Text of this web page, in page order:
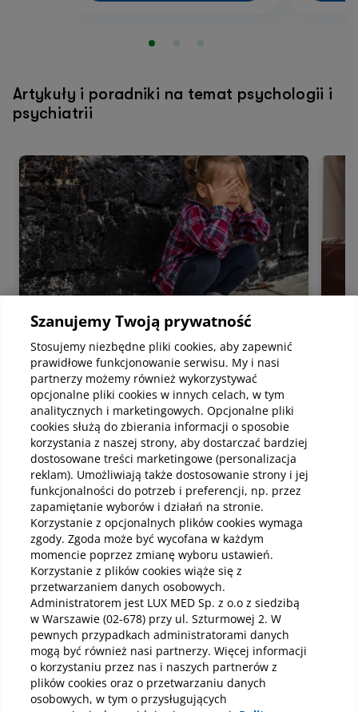
Artykuły i poradniki na temat psychologii i
psychiatrii
Psychologia
Rodzaje masturbacji dziecięcej – co
mieści się w normie rozwojowej
Masturbacja dziecięca to zachowania
polegające na stymulowaniu przez dziecko
własnego ciała, w tym okolic intymnych, w
celu uzyskania przyjemnych doznań. Temat
ten często budzi niepokój i wiele pytań u
rodziców oraz opiekunów, głównie dlatego, że
kojarzy się z seksualnością osób dorosłych.
Warto jednak podkreślić, że w przypadku
dzieci zachowania te nie mają charakteru
erotycznego, a większość z nich mieści się w
normie rozwojowej i ma charakter
przejściowy.
Czytaj
Zobacz wszystkie
O nas
Oferta
Dla Pacjenta
Dokumenty prawne
Szanujemy Twoją prywatność
Stosujemy niezbędne pliki cookies, aby zapewnić
prawidłowe funkcjonowanie serwisu. My i nasi
partnerzy możemy również wykorzystywać
opcjonalne pliki cookies w innych celach, w tym
analitycznych i marketingowych. Opcjonalne pliki
cookies służą do zbierania informacji o sposobie
korzystania z naszej strony, aby dostarczać bardziej
dostosowane treści marketingowe (personalizacja
reklam). Umożliwiają także dostosowanie strony i jej
funkcjonalności do potrzeb i preferencji, np. przez
zapamiętanie wyborów i działań na stronie.
Korzystanie z opcjonalnych plików cookies wymaga
zgody. Zgoda może być wycofana w każdym
momencie poprzez zmianę wyboru ustawień.
Korzystanie z plików cookies wiąże się z
przetwarzaniem danych osobowych.
Administratorem jest LUX MED Sp. z o.o z siedzibą
w Warszawie (02-678) przy ul. Szturmowej 2. W
pewnych przypadkach administratorami danych
mogą być również nasi partnerzy. Więcej informacji
o korzystaniu przez nas i naszych partnerów z
plików cookies oraz o przetwarzaniu danych
osobowych, w tym o przysługujących